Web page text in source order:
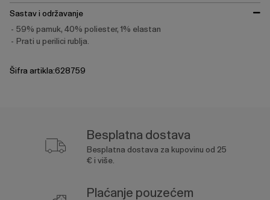
Sastav i održavanje
59% pamuk, 40% poliester, 1% elastan
Prati u perilici rublja.
Šifra artikla:628759
Besplatna dostava
Besplatna dostava za kupovinu od 25
€ i više.
Plaćanje pouzećem